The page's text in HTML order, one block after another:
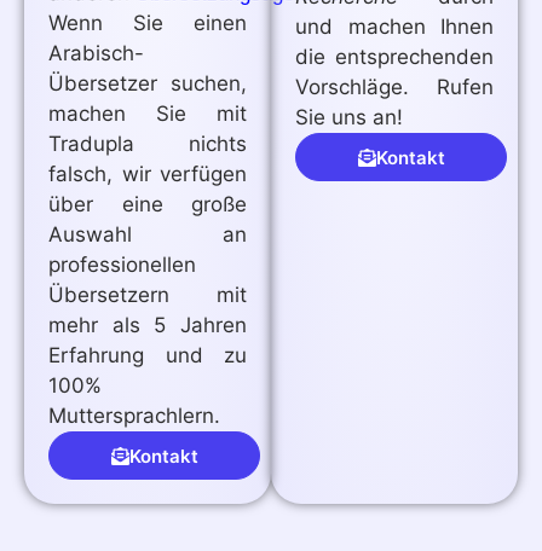
Wenn Sie einen
Arabisch-
Übersetzer suchen,
machen Sie mit
Tradupla nichts
falsch, wir verfügen
über eine große
Auswahl an
professionellen
Übersetzern mit
mehr als 5 Jahren
Erfahrung und zu
100%
Muttersprachlern.
Kontakt
und machen Ihnen
die entsprechenden
Vorschläge. Rufen
Sie uns an!
Kontakt